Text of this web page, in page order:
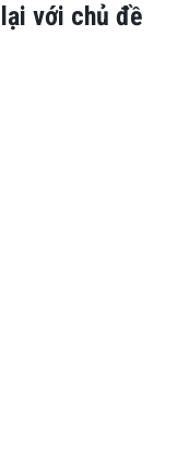
với chủ đề